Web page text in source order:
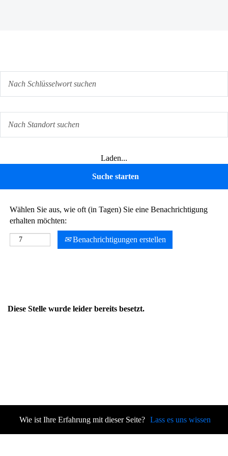
Laden...
Wählen Sie aus, wie oft (in Tagen) Sie eine Benachrichtigung
erhalten möchten:
Benachrichtigungen erstellen
Diese Stelle wurde leider bereits besetzt.
Wie ist Ihre Erfahrung mit dieser Seite? Lass es uns wissen